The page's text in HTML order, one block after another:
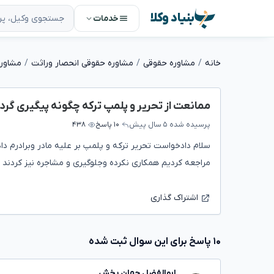
بنیاد وکلا خدمات
خانه مشاوره حقوقی مشاوره حقوقی انحصار وراثت
ممانعت از تحریر و پلمپ ترکه چگونه پیگیری
پرسیده شده ۵ سال پیش ۱۰ پاسخ ۴۳۸
سلام دادخواست تحریر ترکه و پلمپ بر علیه مادر
مراجعه کردیم همکاری نکرده وجلوگیری و مشاجره نیز
اشتراک گذاری
۱۰ پاسخ برای این سوال ثبت شده